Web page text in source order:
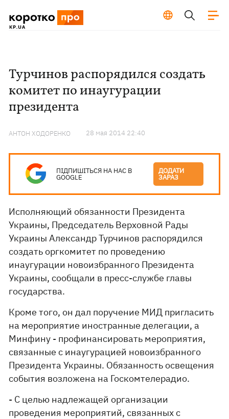
Турчинов распорядился создать
комитет по инаугурации
президента
АНТОН ХОДОРЕНКО 28 мая 2014 22:40
ПІДПИШІТЬСЯ НА НАС В
GOOGLE
ДОДАТИ
ЗАРАЗ
Исполняющий обязанности Президента
Украины, Председатель Верховной Рады
Украины Александр Турчинов распорядился
создать оргкомитет по проведению
инаугурации новоизбранного Президента
Украины, сообщали в пресс-службе главы
государства.
Кроме того, он дал поручение МИД пригласить
на мероприятие иностранные делегации, а
Минфину - профинансировать мероприятия,
связанные с инаугурацией новоизбранного
Президента Украины. Обязанность освещения
события возложена на Госкомтелерадио.
- С целью надлежащей организации
проведения мероприятий, связанных с